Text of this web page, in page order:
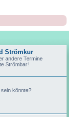
e
Strömkur
andere Termine
Strömbar!
könnte?